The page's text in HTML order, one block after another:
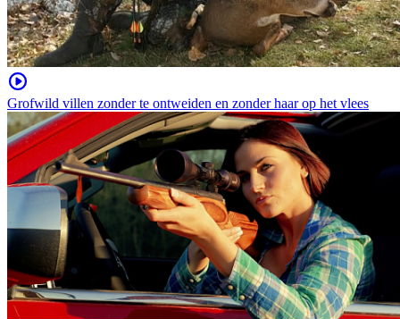
Grofwild villen zonder te ontweiden en zonder haar op het vlees